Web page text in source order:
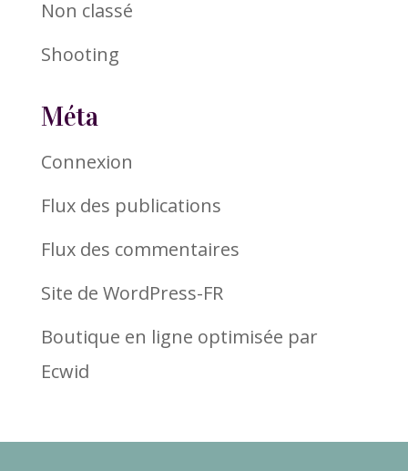
Non classé
Shooting
Méta
Connexion
Flux des publications
Flux des commentaires
Site de WordPress-FR
Boutique en ligne optimisée par
Ecwid